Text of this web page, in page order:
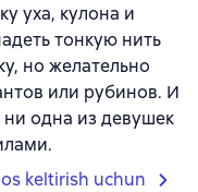
уха, кулона и
тонкую нить
но желательно
или рубинов. И
одна из девушек
keltirish uchun